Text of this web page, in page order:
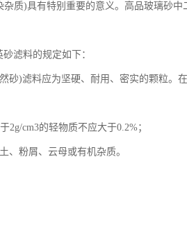
质)具有特别重要的意义。高品玻璃砂中
砂滤料的规定如下：
砂)滤料应为坚硬、耐用、密实的颗粒。
2g/cm3的轻物质不应大于0.2%；
、粉屑、云母或有机杂质。